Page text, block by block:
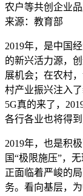
农户等共创企业品
来源：教育部
2019年，是中国
的新兴活力源，
展机会；在农村
村产业振兴注入
5G真的来了，
各行各业也将得
2019年，也是积
国“极限施压”，
正面临着严峻的
务。看向基层，